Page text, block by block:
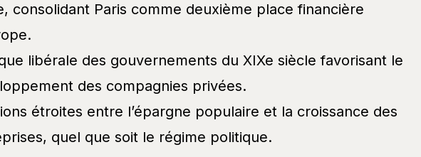
consolidant Paris comme deuxième place financière
libérale des gouvernements du XIXe siècle favorisant le
des compagnies privées.
étroites entre l’épargne populaire et la croissance des
quel que soit le régime politique.